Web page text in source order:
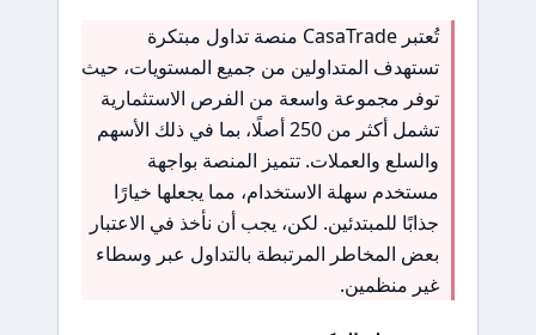
تُعتبر CasaTrade منصة تداول مبتكرة
تستهدف المتداولين من جميع المستويات، حيث
توفر مجموعة واسعة من الفرص الاستثمارية
تشمل أكثر من 250 أصلًا، بما في ذلك الأسهم
والسلع والعملات. تتميز المنصة بواجهة
مستخدم سهلة الاستخدام، مما يجعلها خيارًا
جذابًا للمبتدئين. لكن، يجب أن نأخذ في الاعتبار
بعض المخاطر المرتبطة بالتداول عبر وسطاء
غير منظمين.